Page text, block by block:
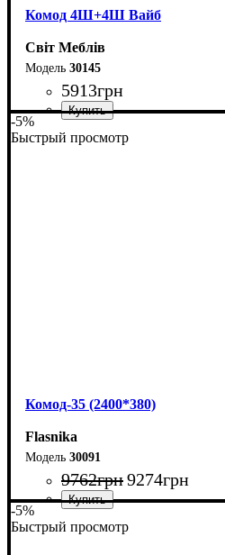
Комод 4Ш+4Ш Вайб
Світ Меблів
30145
5913грн
-5%
Быстрый просмотр
Комод-35 (2400*380)
Flasnika
30091
9762грн9274грн
-5%
Быстрый просмотр